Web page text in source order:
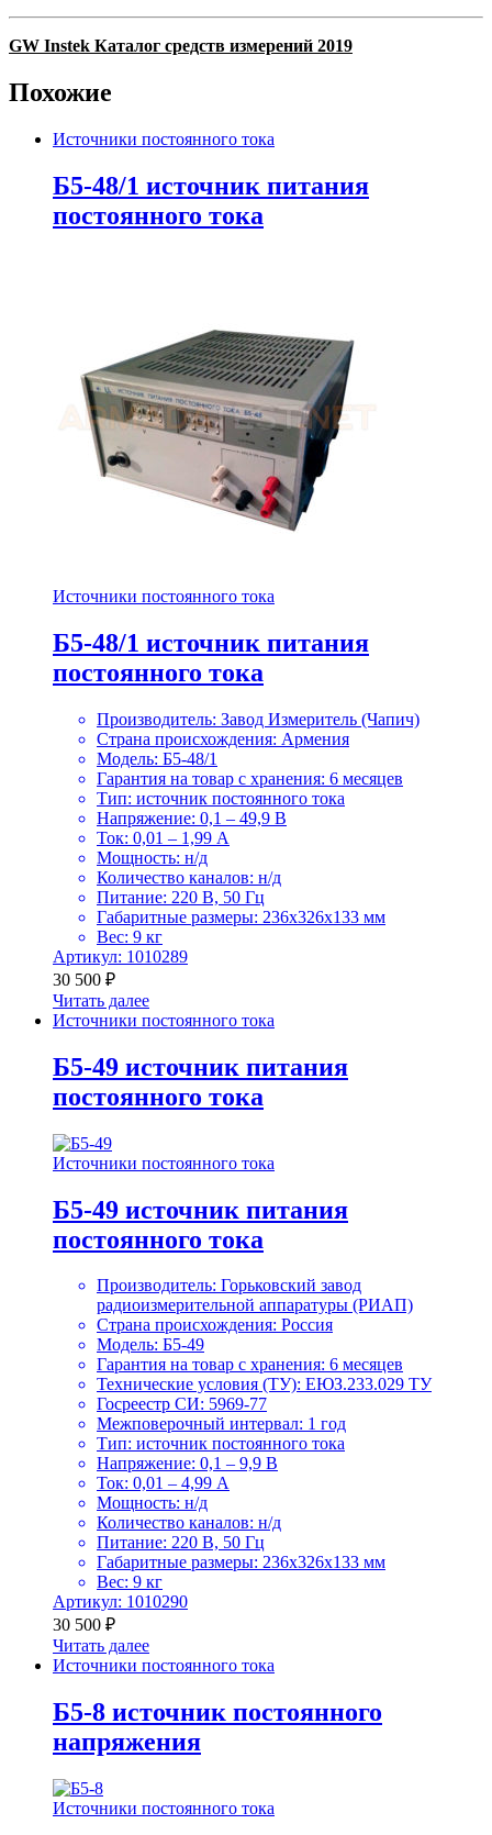
GW Instek Каталог средств измерений 2019
Похожие
Источники постоянного тока
Б5-48/1 источник питания
постоянного тока
Источники постоянного тока
Б5-48/1 источник питания
постоянного тока
Производитель: Завод Измеритель (Чапич)
Страна происхождения: Армения
Модель: Б5-48/1
Гарантия на товар с хранения: 6 месяцев
Тип: источник постоянного тока
Напряжение: 0,1 – 49,9 В
Ток: 0,01 – 1,99 А
Мощность: н/д
Количество каналов: н/д
Питание: 220 В, 50 Гц
Габаритные размеры: 236х326х133 мм
Вес: 9 кг
Артикул: 1010289
30 500 ₽
Читать далее
Источники постоянного тока
Б5-49 источник питания
постоянного тока
Источники постоянного тока
Б5-49 источник питания
постоянного тока
Производитель: Горьковский завод
радиоизмерительной аппаратуры (РИАП)
Страна происхождения: Россия
Модель: Б5-49
Гарантия на товар с хранения: 6 месяцев
Технические условия (ТУ): ЕЮЗ.233.029 ТУ
Госреестр СИ: 5969-77
Межповерочный интервал: 1 год
Тип: источник постоянного тока
Напряжение: 0,1 – 9,9 В
Ток: 0,01 – 4,99 А
Мощность: н/д
Количество каналов: н/д
Питание: 220 В, 50 Гц
Габаритные размеры: 236х326х133 мм
Вес: 9 кг
Артикул: 1010290
30 500 ₽
Читать далее
Источники постоянного тока
Б5-8 источник постоянного
напряжения
Источники постоянного тока